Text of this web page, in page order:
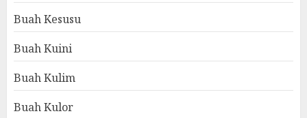
Buah Kesusu
Buah Kuini
Buah Kulim
Buah Kulor